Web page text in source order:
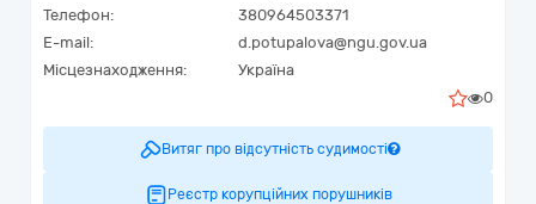
Телефон:
380964503371
E-mail:
d.potupalova@ngu.gov.ua
Місцезнаходження:
Україна
0
Витяг про відсутність судимості
Реєстр корупційних порушників